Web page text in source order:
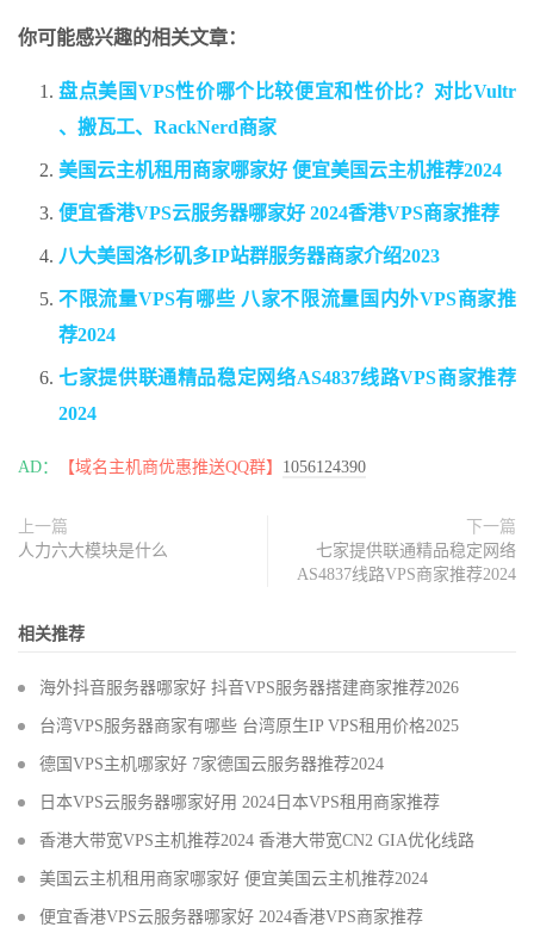
你可能感兴趣的相关文章：
盘点美国VPS性价哪个比较便宜和性价比？对比Vultr
、搬瓦工、RackNerd商家
美国云主机租用商家哪家好 便宜美国云主机推荐2024
便宜香港VPS云服务器哪家好 2024香港VPS商家推荐
八大美国洛杉矶多IP站群服务器商家介绍2023
不限流量VPS有哪些 八家不限流量国内外VPS商家推
荐2024
七家提供联通精品稳定网络AS4837线路VPS商家推荐
2024
AD： 【域名主机商优惠推送QQ群】 1056124390
上一篇
人力六大模块是什么
下一篇
七家提供联通精品稳定网络
AS4837线路VPS商家推荐2024
相关推荐
海外抖音服务器哪家好 抖音VPS服务器搭建商家推荐2026
台湾VPS服务器商家有哪些 台湾原生IP VPS租用价格2025
德国VPS主机哪家好 7家德国云服务器推荐2024
日本VPS云服务器哪家好用 2024日本VPS租用商家推荐
香港大带宽VPS主机推荐2024 香港大带宽CN2 GIA优化线路
美国云主机租用商家哪家好 便宜美国云主机推荐2024
便宜香港VPS云服务器哪家好 2024香港VPS商家推荐